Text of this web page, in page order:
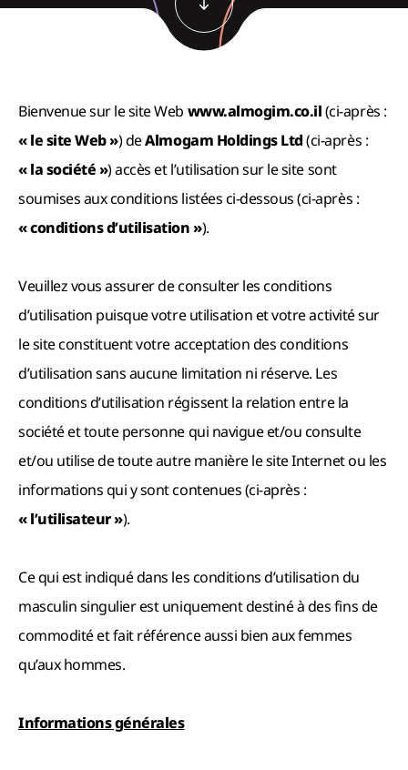
Démarrez le marketing
Complexe Yael Nesher
Bienvenue sur le site Web www.almogim.co.il(ci-après :
« le site Web ») deAlmogam Holdings Ltd(ci-après :
« la société ») accès et l’utilisation sur le site sont
soumises aux conditions listées ci-dessous (ci-après :
« conditions d’utilisation »).
Veuillez vous assurer de consulter les conditions
d’utilisation puisque votre utilisation et votre activité sur
le site constituent votre acceptation des conditions
d’utilisation sans aucune limitation ni réserve. Les
conditions d’utilisation régissent la relation entre la
société et toute personne qui navigue et/ou consulte
et/ou utilise de toute autre manière le site Internet ou les
informations qui y sont contenues (ci-après :
« l’utilisateur »).
Ce qui est indiqué dans les conditions d’utilisation du
masculin singulier est uniquement destiné à des fins de
commodité et fait référence aussi bien aux femmes
qu’aux hommes.
Informations générales